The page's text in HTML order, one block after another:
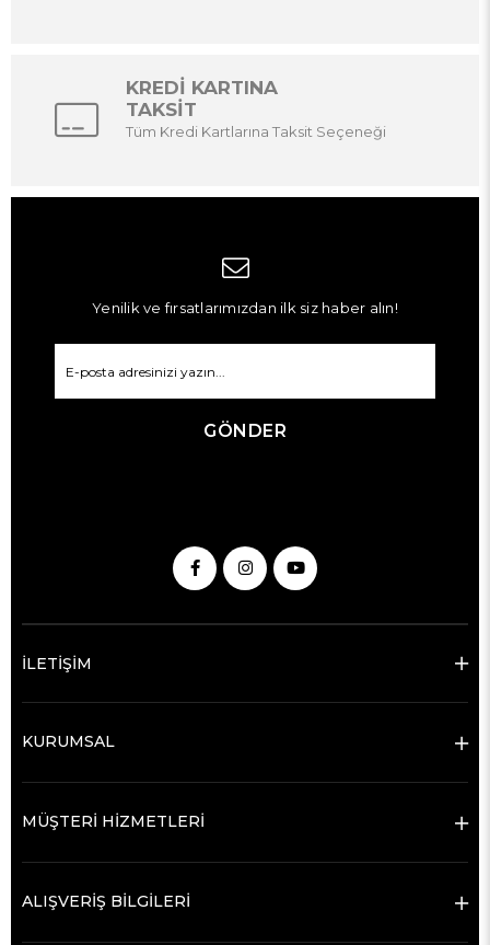
KREDİ KARTINA
TAKSİT
Tüm Kredi Kartlarına Taksit Seçeneği
Yenilik ve fırsatlarımızdan ilk siz haber alın!
GÖNDER
İLETİŞİM
KURUMSAL
MÜŞTERİ HİZMETLERİ
ALIŞVERİŞ BİLGİLERİ